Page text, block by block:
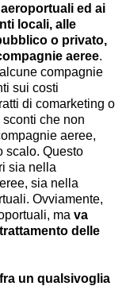
ed ai
locali, alle
o privato,
aeree.
compagnie
sui costi
di comarketing o
che non
aeree,
scalo. Questo
sia nella
sia nella
Ovviamente,
ma va
delle
un qualsivoglia